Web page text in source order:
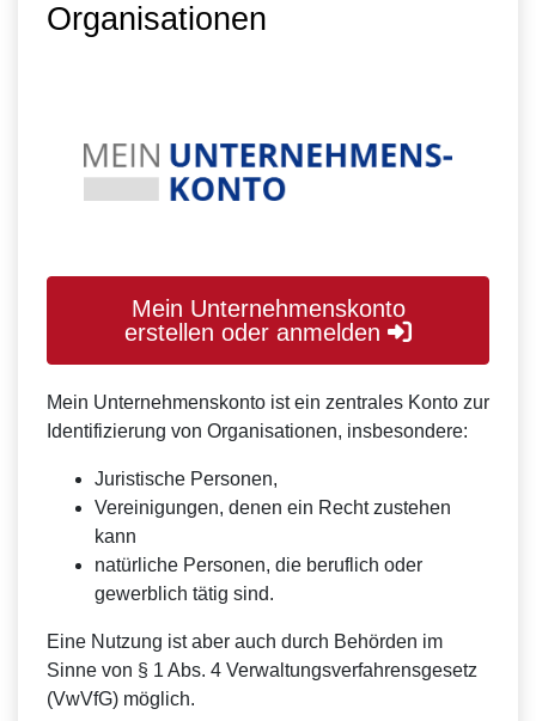
Organisationen
Mein Unternehmenskonto
erstellen oder anmelden
Mein Unternehmenskonto ist ein zentrales Konto zur
Identifizierung von Organisationen, insbesondere:
Juristische Personen,
Vereinigungen, denen ein Recht zustehen
kann
natürliche Personen, die beruflich oder
gewerblich tätig sind.
Eine Nutzung ist aber auch durch Behörden im
Sinne von § 1 Abs. 4 Verwaltungsverfahrensgesetz
(VwVfG) möglich.